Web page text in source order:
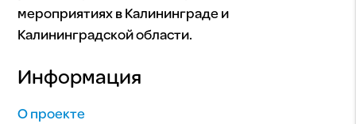
мероприятиях в Калининграде и
Калининградской области.
Информация
О проекте